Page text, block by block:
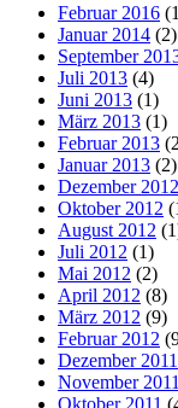
Februar 2016
Januar 2014 (2)
September
Juli 2013 (4)
Juni 2013 (1)
März 2013 (1)
Februar 2013
Januar 2013 (2)
Dezember 2012
Oktober 2012
August 2012
Juli 2012 (1)
Mai 2012 (2)
April 2012 (8)
März 2012 (9)
Februar 2012
Dezember 2011
November 2011
Oktober 2011